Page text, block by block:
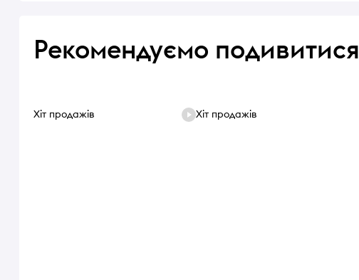
Рекомендуємо подивитися
Хіт продажів Хіт продажів